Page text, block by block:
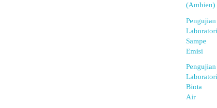
(Ambien)
Pengujian
Sampe
Emisi
Pengujian
Biota
Air